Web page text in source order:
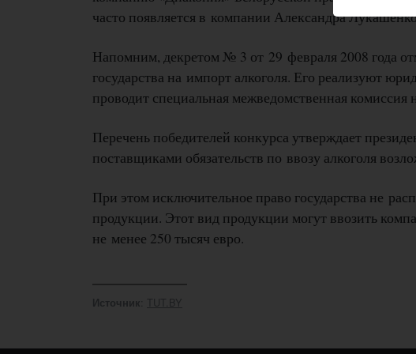
часто появляется в компании Александра
Напомним, декретом № 3 от 29 февраля 2008 года
государства на импорт алкоголя. Его реализуют
проводит специальная межведомственная комиссия
Перечень победителей конкурса утверждает
поставщиками обязательств по ввозу алкоголя
При этом исключительное право государства не
продукции. Этот вид продукции могут ввозить
не менее 250 тысяч евро.
Источник TUT.BY